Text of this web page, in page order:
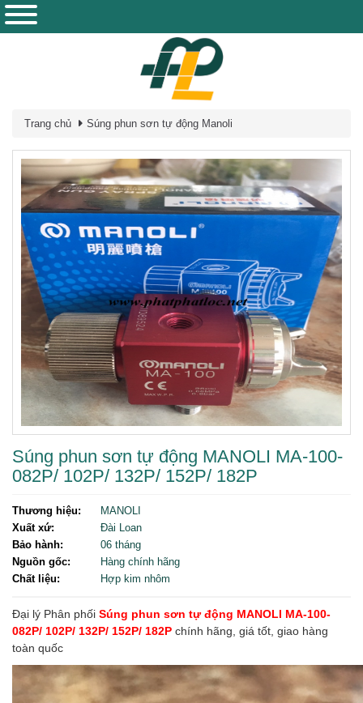
Trang chủ Súng phun sơn tự động Manoli
Súng phun sơn tự động MANOLI MA-100-
082P/ 102P/ 132P/ 152P/ 182P
Thương hiệu:
MANOLI
Xuất xứ:
Đài Loan
Bảo hành:
06 tháng
Nguồn gốc:
Hàng chính hãng
Chất liệu:
Hợp kim nhôm
Đại lý Phân phối Súng phun sơn tự động MANOLI MA-100-
082P/ 102P/ 132P/ 152P/ 182P chính hãng, giá tốt, giao hàng
toàn quốc